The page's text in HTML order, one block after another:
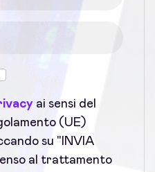
ai sensi del
(UE)
su "INVIA
al trattamento